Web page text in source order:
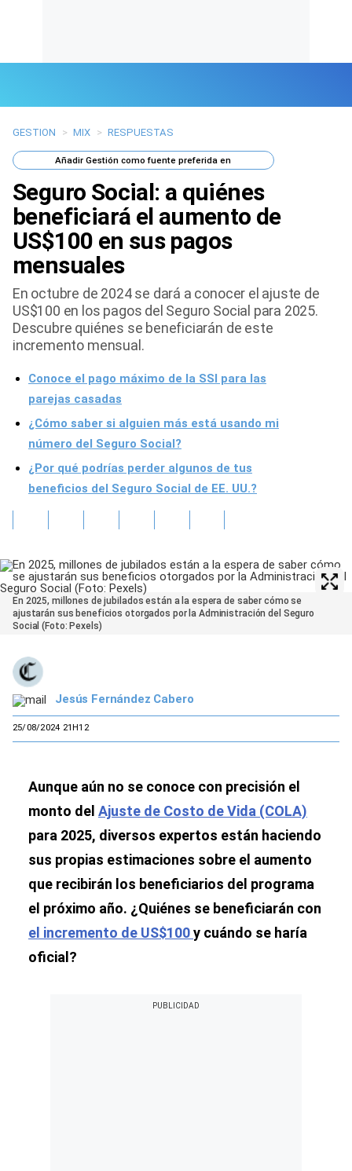
Últimas Noticias
Mi Bolsillo
Respuestas
Gente
Tendencias Mix
Sports
GESTION > MIX > RESPUESTAS
AñadirGestión como fuente preferida en
Seguro Social: a quiénes
beneficiará el aumento de
US$100 en sus pagos
mensuales
En octubre de 2024 se dará a conocer el ajuste de
US$100 en los pagos del Seguro Social para 2025.
Descubre quiénes se beneficiarán de este
incremento mensual.
Conoce el pago máximo de la SSI para las
parejas casadas
¿Cómo saber si alguien más está usando mi
número del Seguro Social?
¿Por qué podrías perder algunos de tus
beneficios del Seguro Social de EE. UU.?
En 2025, millones de jubilados están a la espera de saber cómo se
ajustarán sus beneficios otorgados por la Administración del Seguro
Social (Foto: Pexels)
Jesús Fernández Cabero
25/08/2024 21H12
Aunque aún no se conoce con precisión el
monto del Ajuste de Costo de Vida (COLA)
para 2025, diversos expertos están haciendo
sus propias estimaciones sobre el aumento
que recibirán los beneficiarios del programa
el próximo año. ¿Quiénes se beneficiarán con
el incremento de US$100y cuándo se haría
oficial?